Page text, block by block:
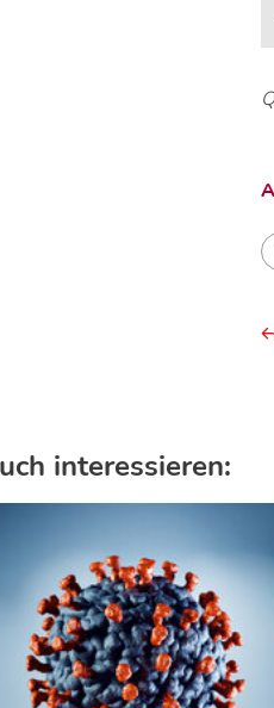
interessieren: